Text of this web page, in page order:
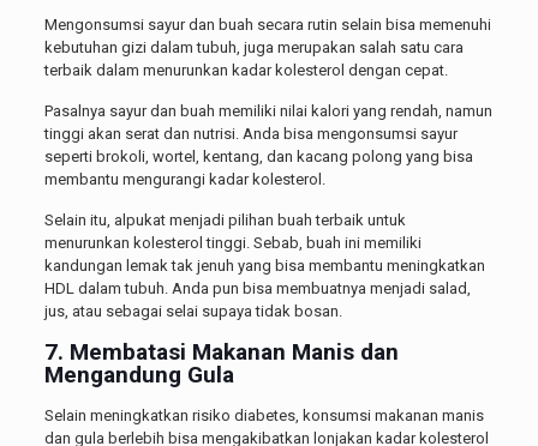
Mengonsumsi sayur dan buah secara rutin selain bisa memenuhi
kebutuhan gizi dalam tubuh, juga merupakan salah satu cara
terbaik dalam menurunkan kadar kolesterol dengan cepat.
Pasalnya sayur dan buah memiliki nilai kalori yang rendah, namun
tinggi akan serat dan nutrisi. Anda bisa mengonsumsi sayur
seperti brokoli, wortel, kentang, dan kacang polong yang bisa
membantu mengurangi kadar kolesterol.
Selain itu, alpukat menjadi pilihan buah terbaik untuk
menurunkan kolesterol tinggi. Sebab, buah ini memiliki
kandungan lemak tak jenuh yang bisa membantu meningkatkan
HDL dalam tubuh. Anda pun bisa membuatnya menjadi salad,
jus, atau sebagai selai supaya tidak bosan.
7. Membatasi Makanan Manis dan
Mengandung Gula
Selain meningkatkan risiko diabetes, konsumsi makanan manis
dan gula berlebih bisa mengakibatkan lonjakan kadar kolesterol